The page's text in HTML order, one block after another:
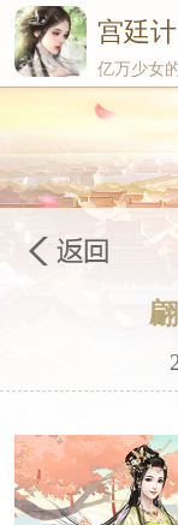
宫廷计
亿万少女